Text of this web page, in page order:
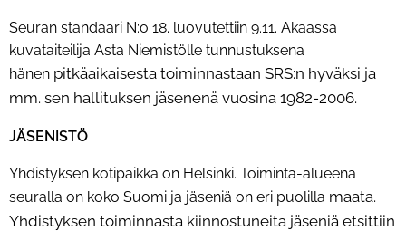
Seuran standaari N:o 18. luovutettiin 9.11. Akaassa
kuvataiteilija Asta Niemistölle tunnustuksena
hänen pitkäaikaisesta toiminnastaan SRS:n hyväksi ja
mm. sen hallituksen jäsenenä vuosina 1982-2006.
JÄSENISTÖ
Yhdistyksen kotipaikka on Helsinki. Toiminta-alueena
seuralla on koko Suomi ja jäseniä on eri puolilla maata.
Yhdistyksen toiminnasta kiinnostuneita jäseniä etsittiin